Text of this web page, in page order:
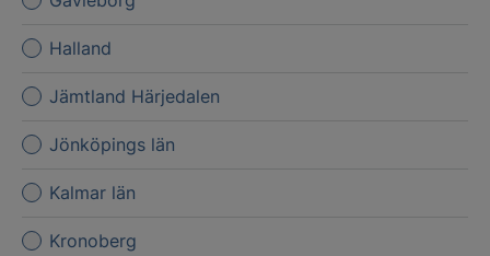
Halland
Jämtland Härjedalen
Jönköpings län
Kalmar län
Kronoberg